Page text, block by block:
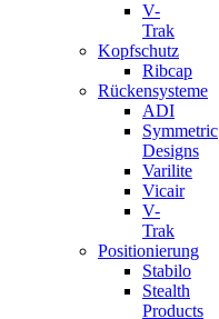
V-
Trak
Kopfschutz
Ribcap
Rückensysteme
ADI
Symmetric
Designs
Varilite
Vicair
V-
Trak
Positionierung
Stabilo
Stealth
Products